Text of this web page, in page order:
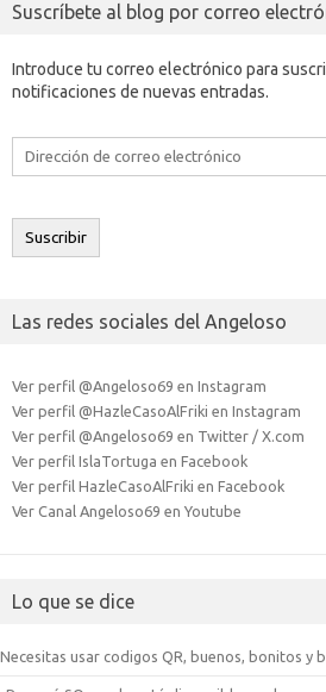
Suscríbete al blog por correo
Introduce tu correo electrónico para
notificaciones de nuevas entradas.
Dirección
electrónico
Suscribir
Las redes sociales del Angeloso
Ver perfil @Angeloso69 en Instagram
Ver perfil @HazleCasoAlFriki en Instagram
Ver perfil @Angeloso69 en Twitter / X.com
Ver perfil IslaTortuga en Facebook
Ver perfil HazleCasoAlFriki en Facebook
Ver Canal Angeloso69 en Youtube
Lo que se dice
Necesitas usar codigos QR, buenos, bonitos y